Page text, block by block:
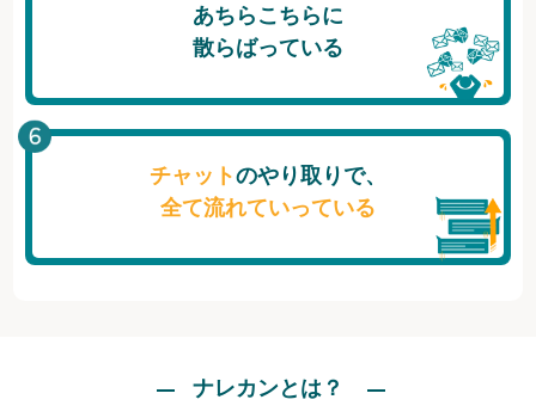
あちらこちらに
散らばっている
チャットのやり取りで、
全て流れていっている
ナレカンとは？